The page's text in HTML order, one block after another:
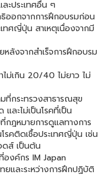
ะประเทศอื่น ๆ
ออกจากการฝึกอบรมก่อน
ทศญี่ปุ่น สาเหตุเนื่องจากมี
หลังจากสำเร็จการฝึกอบรม
ไม่เกิน 20/40 ไม่ยาว ไม่
ที่กระทรวงสาธารณสุข
ละไม่เป็นโรคที่เป็น
กฎหมายการดูแลทางการ
คติดเชื้อประเทศญี่ปุ่น เช่น
ดส์ เป็นต้น
องค์กร IM Japan
ยและระหว่างการฝึกปฏิบัติ